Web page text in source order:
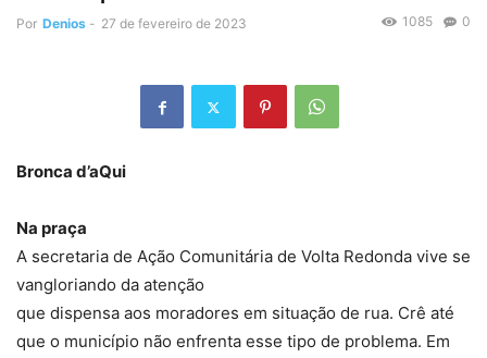
Por Denios - 27 de fevereiro de 2023 0
1085
Bronca d’aQui
Na praça
A secretaria de Ação Comunitária de Volta Redonda vive se
vangloriando da atenção
que dispensa aos moradores em situação de rua. Crê até
que o município não enfrenta esse tipo de problema. Em